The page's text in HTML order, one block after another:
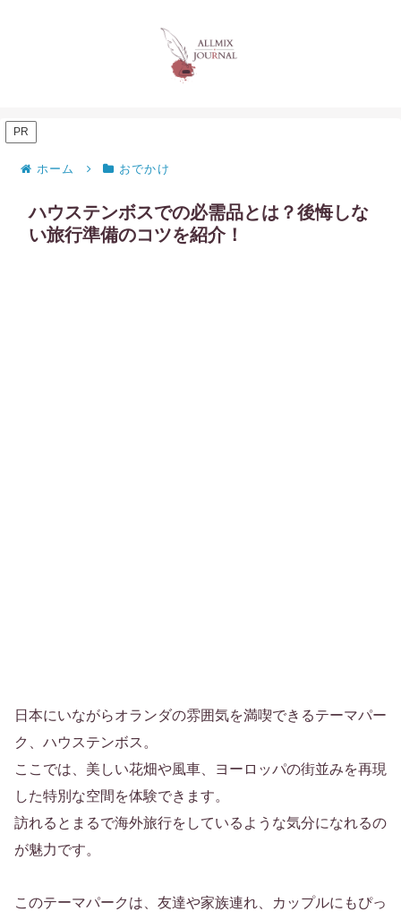
PR
ホーム おでかけ
ハウステンボスでの必需品とは？後悔しな
い旅行準備のコツを紹介！
日本にいながらオランダの雰囲気を満喫できるテーマパー
ク、ハウステンボス。
ここでは、美しい花畑や風車、ヨーロッパの街並みを再現
した特別な空間を体験できます。
訪れるとまるで海外旅行をしているような気分になれるの
が魅力です。
このテーマパークは、友達や家族連れ、カップルにもぴっ